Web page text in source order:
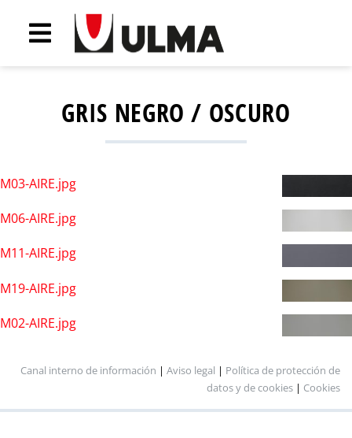
GRIS NEGRO / OSCURO
M03-AIRE.jpg
M06-AIRE.jpg
M11-AIRE.jpg
M19-AIRE.jpg
M02-AIRE.jpg
Canal interno de información | Aviso legal | Política de protección de
datos y de cookies | Cookies